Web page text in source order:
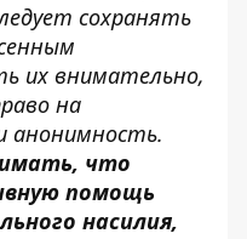
сохранять
их внимательно,
на
анонимность.
что
помощь
насилия,